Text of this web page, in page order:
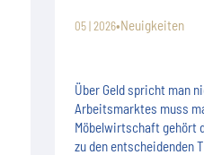
05 | 2026•Neuigkeiten
Über Geld spricht man
Arbeitsmarktes muss
Möbelwirtschaft gehört
zu den entscheidenden